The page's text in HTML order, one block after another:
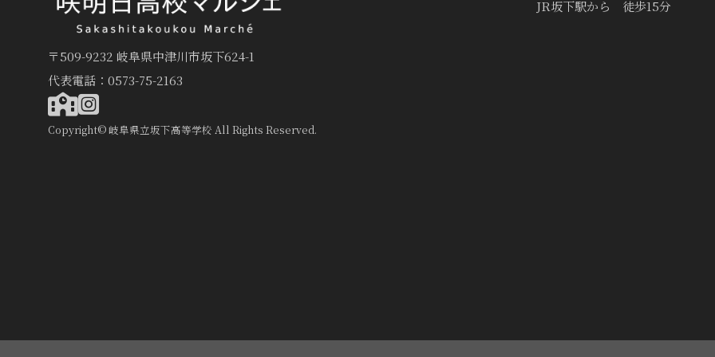
〒509-9232 岐阜県中津川市坂下624-1
代表電話：0573-75-2163
Copyright© 岐阜県立坂下高等学校 All Rights Reserved.
JR坂下駅から 徒歩15分